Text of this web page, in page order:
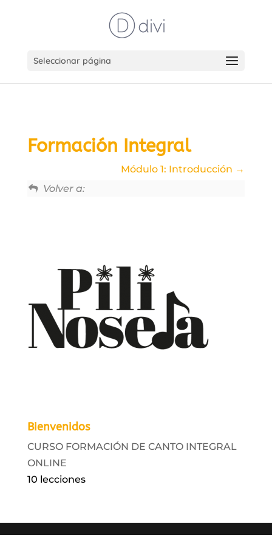
Seleccionar página
Formación Integral
Módulo 1: Introducción
Volver a:
Bienvenidos
CURSO FORMACIÓN DE CANTO INTEGRAL
ONLINE
10 lecciones